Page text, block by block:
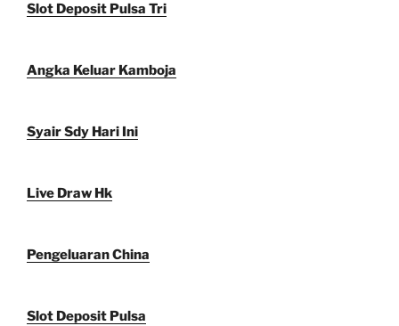
Slot Deposit Pulsa Tri
Angka Keluar Kamboja
Syair Sdy Hari Ini
Live Draw Hk
Pengeluaran China
Slot Deposit Pulsa